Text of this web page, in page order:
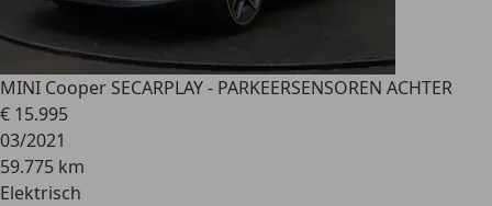
MINI Cooper SECARPLAY - PARKEERSENSOREN ACHTER
€ 15.995
03/2021
59.775 km
Elektrisch